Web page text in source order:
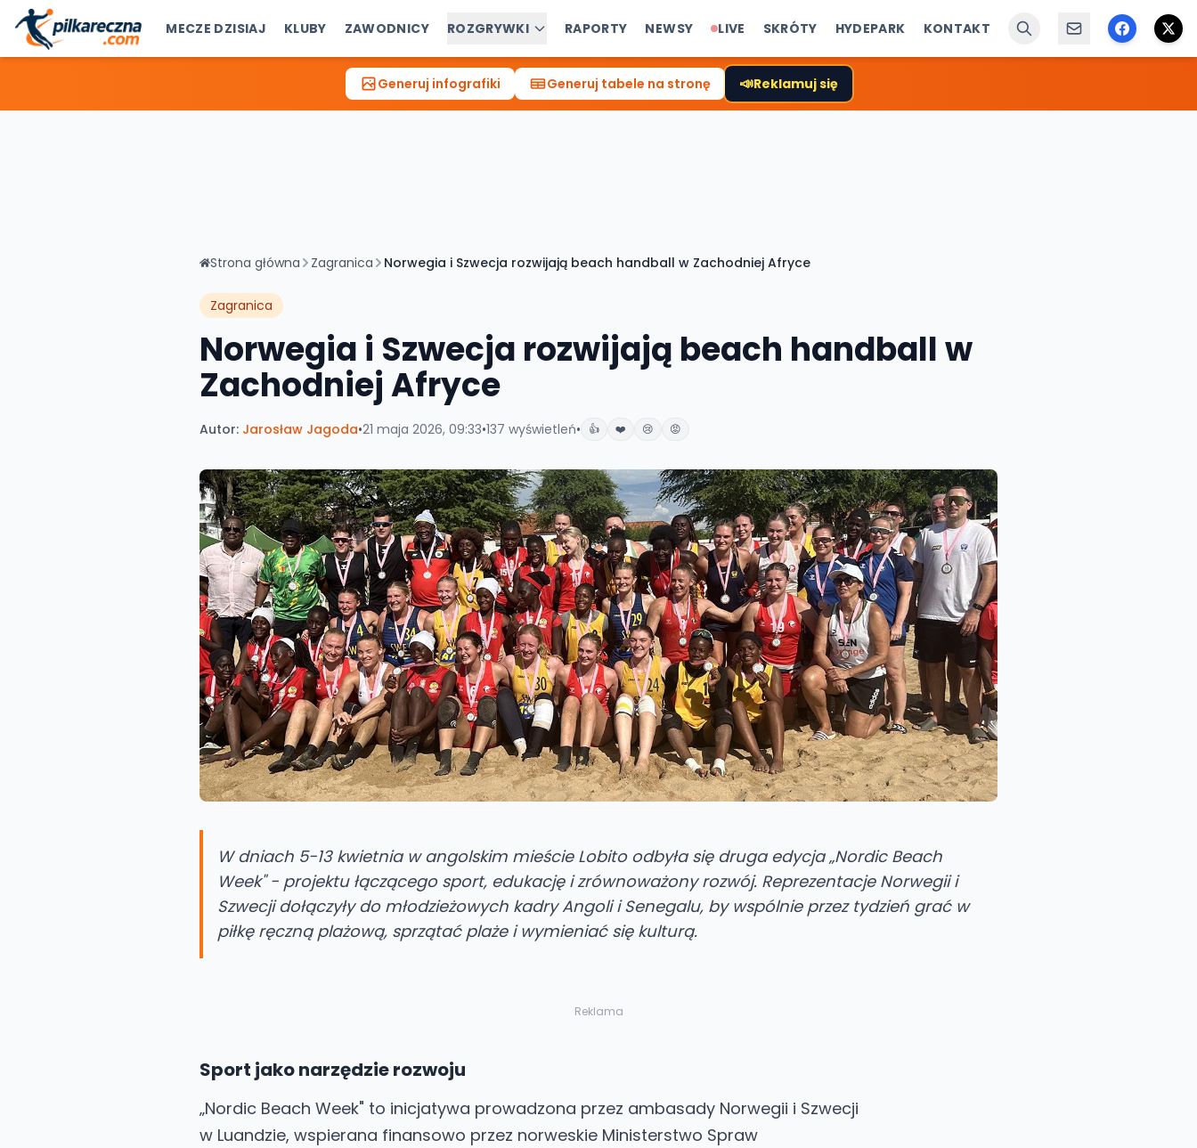
MECZE DZISIAJ KLUBY ZAWODNICY ROZGRYWKI RAPORTY NEWSY LIVE SKRÓTY HYDEPARK KONTAKT
Generuj infografiki Generuj tabele na stronę 📣Reklamuj się
Strona główna Zagranica Norwegia i Szwecja rozwijają beach handball w Zachodniej Afryce
Zagranica
Norwegia i Szwecja rozwijają beach handball w
Zachodniej Afryce
Autor: Jarosław Jagoda•21 maja 2026, 09:33•137 wyświetleń• 👍 ❤️ 😢 😡
W dniach 5-13 kwietnia w angolskim mieście Lobito odbyła się druga edycja „Nordic Beach
Week" - projektu łączącego sport, edukację i zrównoważony rozwój. Reprezentacje Norwegii i
Szwecji dołączyły do młodzieżowych kadry Angoli i Senegalu, by wspólnie przez tydzień grać w
piłkę ręczną plażową, sprzątać plaże i wymieniać się kulturą.
Reklama
Sport jako narzędzie rozwoju
„Nordic Beach Week" to inicjatywa prowadzona przez ambasady Norwegii i Szwecji
w Luandzie, wspierana finansowo przez norweskie Ministerstwo Spraw